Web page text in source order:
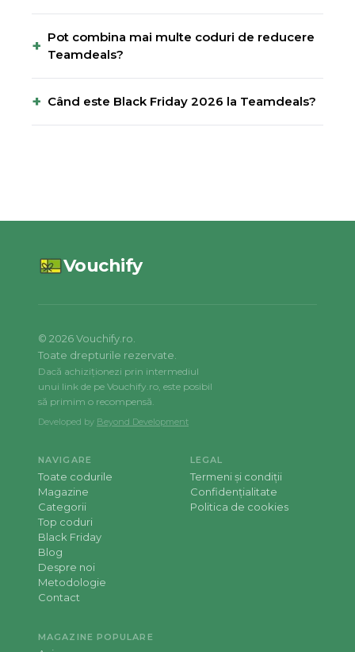
+ Pot combina mai multe coduri de reducere
Teamdeals?
+ Când este Black Friday 2026 la Teamdeals?
Vouchify
© 2026Vouchify.ro.
Toate drepturile rezervate.
Dacă achiziționezi prin intermediul
unui link de pe Vouchify.ro, este posibil
să primim o recompensă.
Developed by Beyond Development
NAVIGARE
Toate codurile
Magazine
Categorii
Top coduri
Black Friday
Blog
Despre noi
Metodologie
Contact
LEGAL
Termeni și condiții
Confidențialitate
Politica de cookies
MAGAZINE POPULARE